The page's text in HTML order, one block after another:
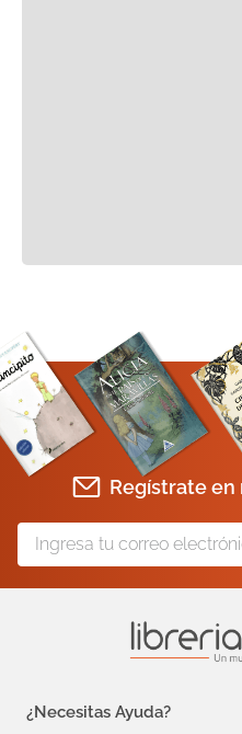
Regístrate
¿Necesitas Ayuda?